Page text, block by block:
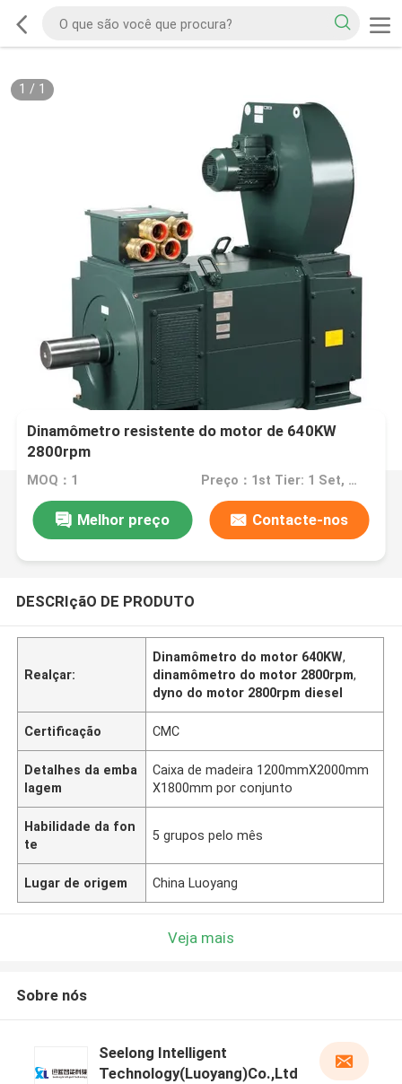
1 / 1
Dinamômetro resistente do motor de 640KW
2800rpm
MOQ：1 Preço：1st Tier: 1 Set, Unit Price USD 3.00 2nd Tier: 2-5 Sets, Unit Price USD 2.00 3rd Tier: Over 5 Sets, Unit Price USD 1.00
Melhor preço Contacte-nos
DESCRIçãO DE PRODUTO
Realçar:
Dinamômetro do motor 640KW,
dinamômetro do motor 2800rpm,
dyno do motor 2800rpm diesel
Certificação CMC
Detalhes da emba
lagem
Caixa de madeira 1200mmX2000mm
X1800mm por conjunto
Habilidade da fon
te
5 grupos pelo mês
Lugar de origem China Luoyang
Veja mais
Sobre nós
Seelong Intelligent
Technology(Luoyang)Co.,Ltd